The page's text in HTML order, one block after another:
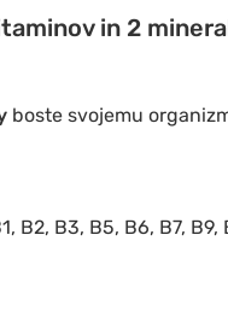
in 2
boste svojemu
B2, B3, B5, B6, B7, B9,